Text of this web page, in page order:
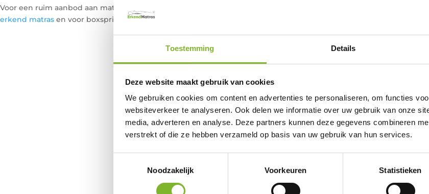
Toestemming Details
Deze website maakt gebruik van cookies
We gebruiken cookies om content en advertenties te personaliseren, om functies
websiteverkeer te analyseren. Ook delen we informatie over uw gebruik van onze
media, adverteren en analyse. Deze partners kunnen deze gegevens combineren
verstrekt of die ze hebben verzameld op basis van uw gebruik van hun services.
Noodzakelijk
Voorkeuren Statistieken
Voor een ruim aanbod aan matrassen van verschillende sg-waardes, kunt u terecht bij
erkend matras en voor boxspringopties, bezoek
Op